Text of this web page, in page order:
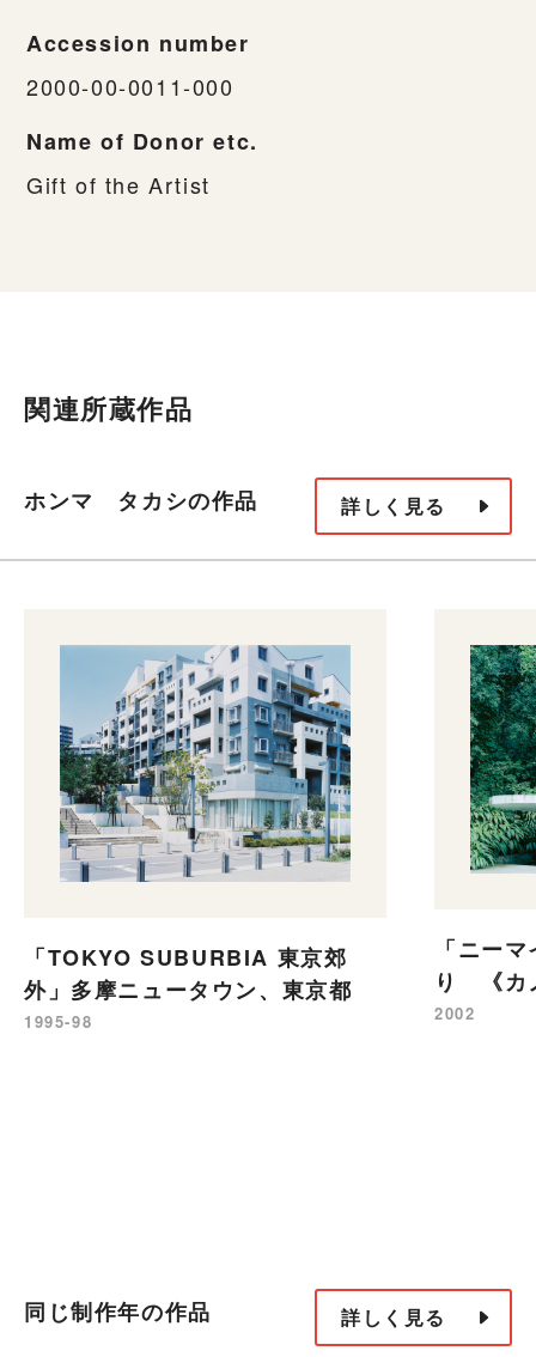
Accession number
2000-00-0011-000
Name of Donor etc.
Gift of the Artist
関連所蔵作品
ホンマ タカシの作品 詳しく見る
「TOKYO SUBURBIA 東京郊
外」多摩ニュータウン、東京都
1995-98
「ニー
り 《カ
2002
同じ制作年の作品 詳しく見る